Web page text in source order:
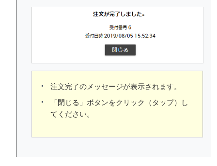
注文完了のメッセージが表示されます。
「閉じる」ボタンをクリック（タップ）し
てください。